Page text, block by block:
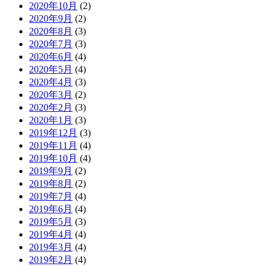
2020年10月 (2)
2020年9月 (2)
2020年8月 (3)
2020年7月 (3)
2020年6月 (4)
2020年5月 (4)
2020年4月 (3)
2020年3月 (2)
2020年2月 (3)
2020年1月 (3)
2019年12月 (3)
2019年11月 (4)
2019年10月 (4)
2019年9月 (2)
2019年8月 (2)
2019年7月 (4)
2019年6月 (4)
2019年5月 (3)
2019年4月 (4)
2019年3月 (4)
2019年2月 (4)